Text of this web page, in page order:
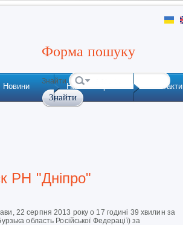
Форма пошуку
Знайти
Новини Наша історія Контакти
РН "Дніпро"
22 серпня 2013 року о 17 годині 39 хвилин за
область Російської Федерації) за